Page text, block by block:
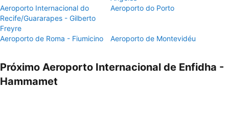
Aeroporto Internacional do
Recife/Guararapes - Gilberto
Freyre
Aeroporto do Porto
Aeroporto de Roma - Fiumicino Aeroporto de Montevidéu
Próximo Aeroporto Internacional de Enfidha -
Hammamet